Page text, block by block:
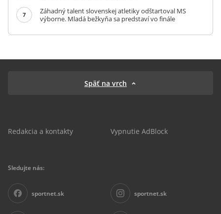
7
Záhadný talent slovenskej atletiky odštartoval MS
výborne. Mladá bežkyňa sa predstaví vo finále
Späť na vrch
Redakcia a kontakty Vypnutie AdBlock
Sledujte nás:
sportnet.sk sportnet.sk